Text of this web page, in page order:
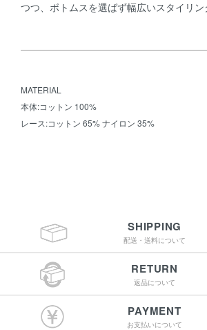
つつ、ボトムスを選ばず幅広いスタイリン
MATERIAL
本体:コットン 100%
レース:コットン 65% ナイロン 35%
SHIPPING
配送・送料について
￥4,400（税込）以
のご購入で送料無料
RETURN
返品について
PAYMENT
お支払いについて